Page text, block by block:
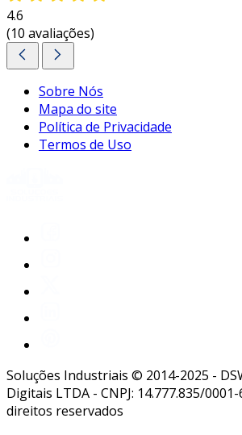
4.6
(10 avaliações)
Sobre Nós
Mapa do site
Política de Privacidade
Termos de Uso
Soluções Industriais © 2014-2025 -
Digitais LTDA - CNPJ: 14.777.835/
direitos reservados